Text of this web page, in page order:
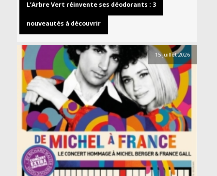
L’Arbre Vert réinvente ses déodorants : 3
nouveautés à découvrir
15 juillet 2026